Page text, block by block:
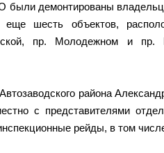
были демонтированы
шесть объектов,
пр. Молодежном и пр.
района
с представителями
рейды, в том